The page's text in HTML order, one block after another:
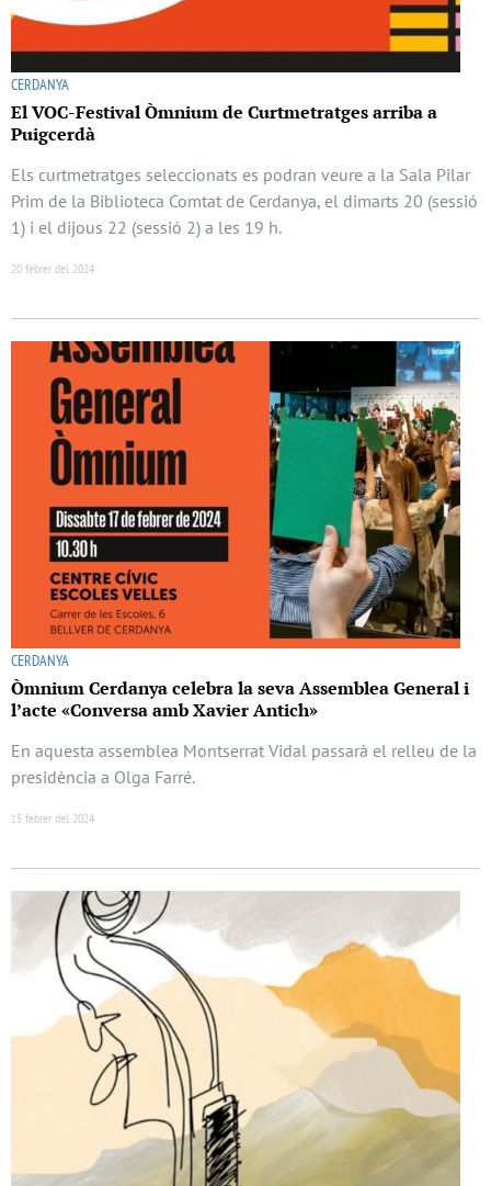
CERDANYA
El VOC-Festival Òmnium de Curtmetratges arriba a
Puigcerdà
Els curtmetratges seleccionats es podran veure a la Sala Pilar
Prim de la Biblioteca Comtat de Cerdanya, el dimarts 20 (sessió
1) i el dijous 22 (sessió 2) a les 19 h.
20 febrer del 2024
CERDANYA
Òmnium Cerdanya celebra la seva Assemblea General i
l’acte «Conversa amb Xavier Antich»
En aquesta assemblea Montserrat Vidal passarà el relleu de la
presidència a Olga Farré.
15 febrer del 2024